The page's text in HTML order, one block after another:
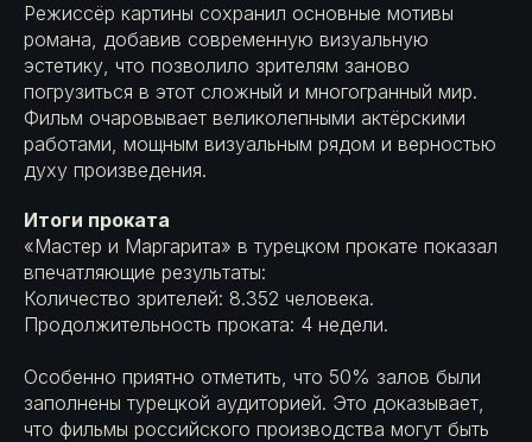
Режиссёр картины сохранил основные мотивы
романа, добавив современную визуальную
эстетику, что позволило зрителям заново
погрузиться в этот сложный и многогранный мир.
Фильм очаровывает великолепными актёрскими
работами, мощным визуальным рядом и верностью
духу произведения.
Итоги проката
«Мастер и Маргарита» в турецком прокате показал
впечатляющие результаты:
Количество зрителей: 8.352 человека.
Продолжительность проката: 4 недели.
Особенно приятно отметить, что 50% залов были
заполнены турецкой аудиторией. Это доказывает,
что фильмы российского производства могут быть